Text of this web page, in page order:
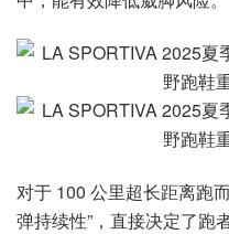
对于 100 公里超长距离跑
弹持续性”，直接决定了跑